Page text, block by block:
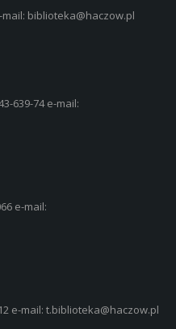
mail: biblioteka@haczow.pl
639-74 e-mail:
e-mail:
e-mail: t.biblioteka@haczow.pl